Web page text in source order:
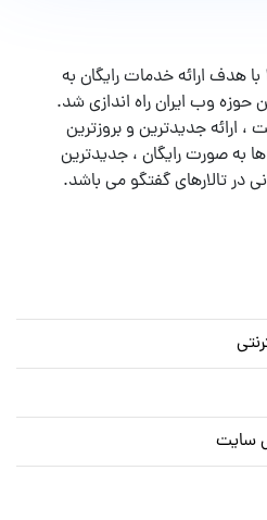
پرشین اسکریپت در سال ۱۳۸۶ با هدف ارائه خدمات رایگان به
حوزه وب ایران راه اندازی شد.
ارائه جدیدترین و بروزترین
به صورت رایگان ، جدیدترین
در تالارهای گفتگو می باشد.
سایت